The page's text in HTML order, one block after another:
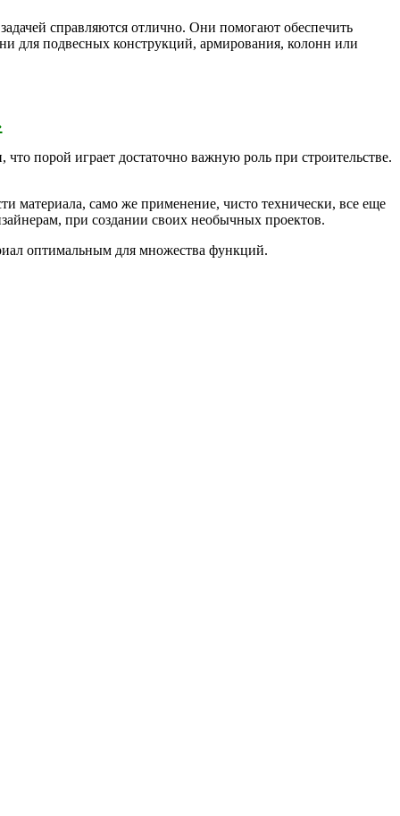
справляются отлично. Они помогают обеспечить
для подвесных конструкций, армирования, колонн или
порой играет достаточно важную роль при строительстве.
материала, само же применение, чисто технически, все еще
при создании своих необычных проектов.
оптимальным для множества функций.